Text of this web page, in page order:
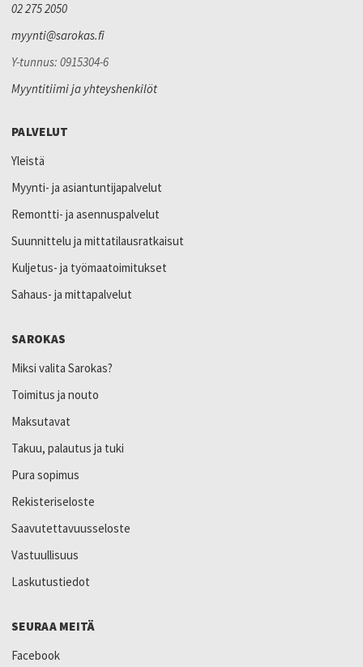
02 275 2050
myynti@sarokas.fi
Y-tunnus: 0915304-6
Myyntitiimi ja yhteyshenkilöt
PALVELUT
Yleistä
Myynti- ja asiantuntijapalvelut
Remontti- ja asennuspalvelut
Suunnittelu ja mittatilausratkaisut
Kuljetus- ja työmaatoimitukset
Sahaus- ja mittapalvelut
SAROKAS
Miksi valita Sarokas?
Toimitus ja nouto
Maksutavat
Takuu, palautus ja tuki
Pura sopimus
Rekisteriseloste
Saavutettavuusseloste
Vastuullisuus
Laskutustiedot
SEURAA MEITÄ
Facebook